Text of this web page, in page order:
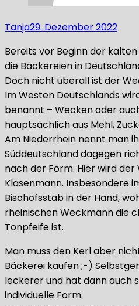
Tanja29. Dezember 2022
Bereits vor Beginn der
die Bäckereien in
Doch nicht überall ist der
Im Westen Deutschlands
benannt – Wecken oder
hauptsächlich aus Mehl,
Am Niederrhein nennt man
Süddeutschland dagegen
nach der Form. Hier wird
Klasenmann. Insbesondere
Bischofsstab in der Hand,
rheinischen Weckmann die
Tonpfeife ist.
Man muss den Kerl aber
Bäckerei kaufen ;-)
leckerer und hat dann auch
individuelle Form.